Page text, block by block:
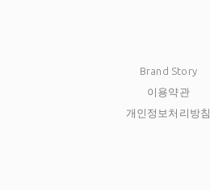
Brand Story
이용약관
개인정보처리방침